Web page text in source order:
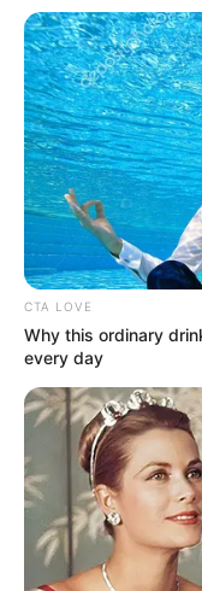
CTA LOVE
Why this ordinary
every day